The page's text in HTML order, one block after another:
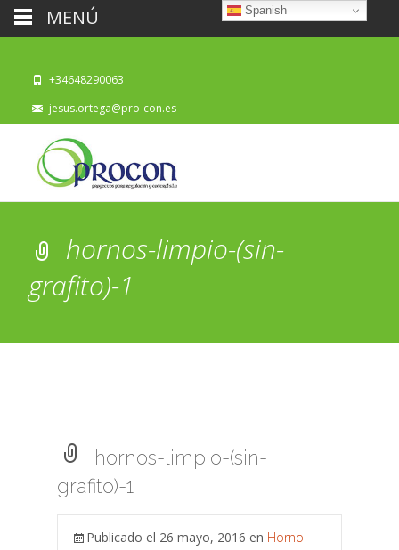
+34648290063
jesus.ortega@pro-con.es
hornos-limpio-(sin-
grafito)-1
hornos-limpio-(sin-
grafito)-1
Publicado el 26 mayo, 2016 en Horno
Spanish
MENÚ